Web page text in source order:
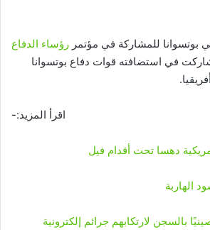
بوتسوانا للمشاركة في مؤتمر رؤساء الدفاع
في استضافته قوات دفاع بوتسوانا
اقرأ المزيد:-
دهسا تحت أقدام فيل
الهاربة